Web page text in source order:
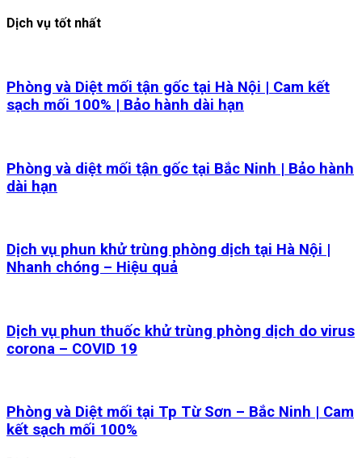
Dịch vụ tốt nhất
Phòng và Diệt mối tận gốc tại Hà Nội | Cam kết
sạch mối 100% | Bảo hành dài hạn
Phòng và diệt mối tận gốc tại Bắc Ninh | Bảo hành
dài hạn
Dịch vụ phun khử trùng phòng dịch tại Hà Nội |
Nhanh chóng – Hiệu quả
Dịch vụ phun thuốc khử trùng phòng dịch do virus
corona – COVID 19
Phòng và Diệt mối tại Tp Từ Sơn – Bắc Ninh | Cam
kết sạch mối 100%